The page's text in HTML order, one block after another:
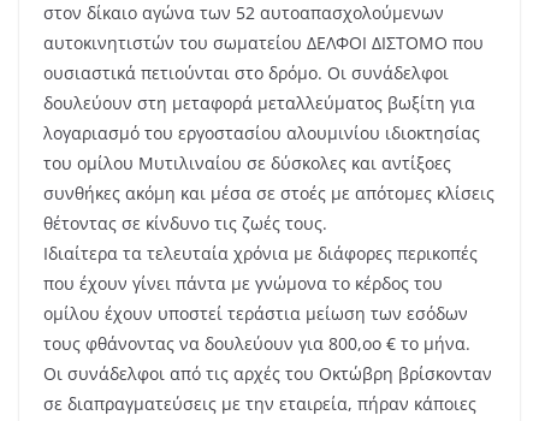
στον δίκαιο αγώνα των 52 αυτοαπασχολούμενων
αυτοκινητιστών του σωματείου ΔΕΛΦΟΙ ΔΙΣΤΟΜΟ που
ουσιαστικά πετιούνται στο δρόμο. Οι συνάδελφοι
δουλεύουν στη μεταφορά μεταλλεύματος βωξίτη για
λογαριασμό του εργοστασίου αλουμινίου ιδιοκτησίας
του ομίλου Μυτιλιναίου σε δύσκολες και αντίξοες
συνθήκες ακόμη και μέσα σε στοές με απότομες κλίσεις
θέτοντας σε κίνδυνο τις ζωές τους.
Ιδιαίτερα τα τελευταία χρόνια με διάφορες περικοπές
που έχουν γίνει πάντα με γνώμονα το κέρδος του
ομίλου έχουν υποστεί τεράστια μείωση των εσόδων
τους φθάνοντας να δουλεύουν για 800,οο € το μήνα.
Οι συνάδελφοι από τις αρχές του Οκτώβρη βρίσκονταν
σε διαπραγματεύσεις με την εταιρεία, πήραν κάποιες